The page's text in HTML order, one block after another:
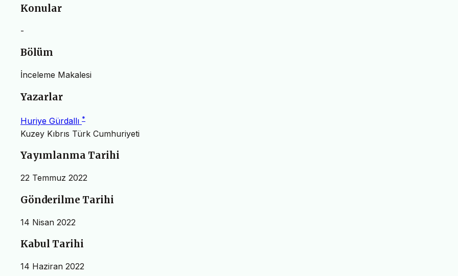
Konular
-
Bölüm
İnceleme Makalesi
Yazarlar
Huriye Gürdallı *
Kuzey Kıbrıs Türk Cumhuriyeti
Yayımlanma Tarihi
22 Temmuz 2022
Gönderilme Tarihi
14 Nisan 2022
Kabul Tarihi
14 Haziran 2022